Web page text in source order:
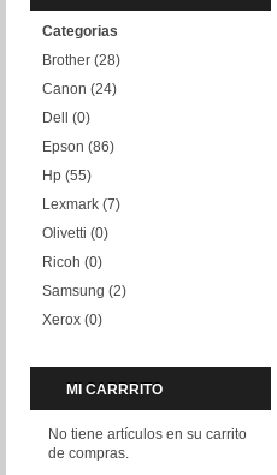
Categorias
Brother (28)
Canon (24)
Dell
(0)
Epson (86)
Hp (55)
Lexmark (7)
Olivetti (0)
Ricoh (0)
Samsung (2)
Xerox (0)
MI CARRRITO
No tiene artículos en su carrito
de compras.